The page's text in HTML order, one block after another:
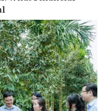
Giá vàng
Tỷ giá
Chứng khoán
Giá cà phê